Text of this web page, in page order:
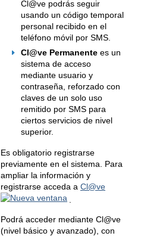
Cl@ve podrás seguir
usando un código temporal
personal recibido en el
teléfono móvil por SMS.
Cl@ve Permanentees un
sistema de acceso
mediante usuario y
contraseña, reforzado con
claves de un solo uso
remitido por SMS para
ciertos servicios de nivel
superior.
Es obligatorio registrarse
previamente en el sistema. Para
ampliar la información y
registrarse acceda a Cl@ve
.
Podrá acceder mediante Cl@ve
(nivel básico y avanzado), con